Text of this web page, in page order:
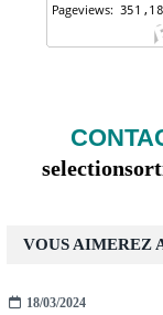
VOUS AIMEREZ
18/03/2024